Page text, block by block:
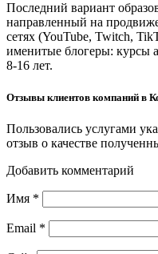
Последний вариант
направленный на
сетях (YouTube, Twitch,
именитые блогеры: курсы
8-16 лет.
Отзывы клиентов компаний в
Пользовались услугами
отзыв о качестве
Добавить комментарий
Имя *
Email *